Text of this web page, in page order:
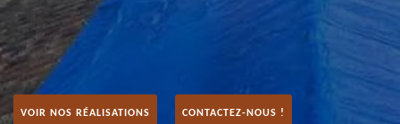
VOIR NOS RÉALISATIONS CONTACTEZ-NOUS !